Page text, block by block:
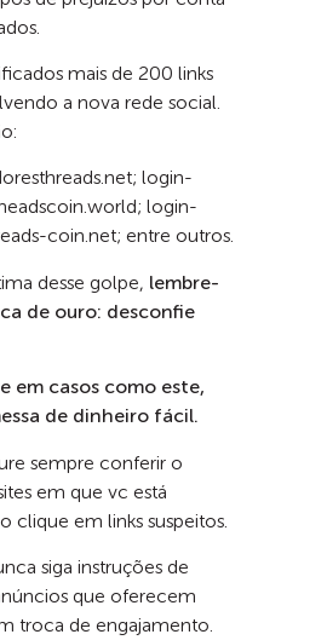
mais de 200 links
a nova rede social.
login-
login-
coin.net; entre outros.
desse golpe, lembre-
de ouro: desconfie
em casos como este,
de dinheiro fácil.
sempre conferir o
em que vc está
clique em links suspeitos.
siga instruções de
que oferecem
troca de engajamento.